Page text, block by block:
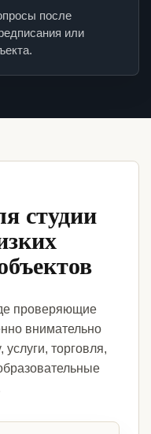
после
или
студии
проверяющие
внимательно
торговля,